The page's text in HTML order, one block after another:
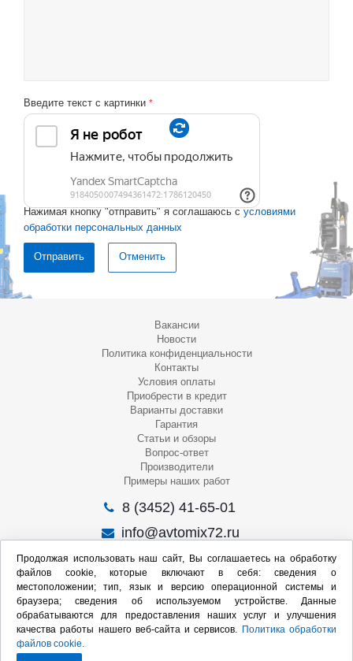
Введите текст с картинки *
Нажимая кнопку "отправить" я соглашаюсь с условиями
обработки персональных данных
Отменить
Вакансии
Новости
Политика конфиденциальности
Контакты
Условия оплаты
Приобрести в кредит
Варианты доставки
Гарантия
Статьи и обзоры
Вопрос-ответ
Производители
Примеры наших работ
8 (3452) 41-65-01
info@avtomix72.ru
г. Тюмень, ул. 50 лет Октября, 120
Пн-Пт
: 09:00 – 19:00
Сб: 10:00 – 17:00
Вс: Выходной
Мы в социальных сетях:
Продолжая использовать наш сайт, Вы соглашаетесь на обработку
файлов cookie, которые включают в себя: сведения о
местоположении; тип, язык и версию операционной системы и
браузера; сведения об используемом устройстве. Данные
обрабатываются для предоставления наших услуг и улучшения
качества работы нашего веб-сайта и сервисов. Политика обработки
файлов cookie.